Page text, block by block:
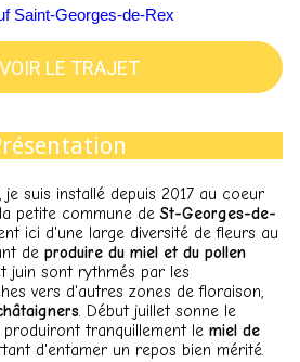
Saint-Georges-de-Rex
VOIR LE TRAJET
, je suis installé depuis 2017 au coeur
petite commune deSt-Georges-de-
ici d'une large diversité de fleurs au
de produire du miel et du pollen
juin sont rythmés par les
vers d'autres zones de floraison,
. Début juillet sonne le
tranquillement le miel de
d'entamer un repos bien mérité.